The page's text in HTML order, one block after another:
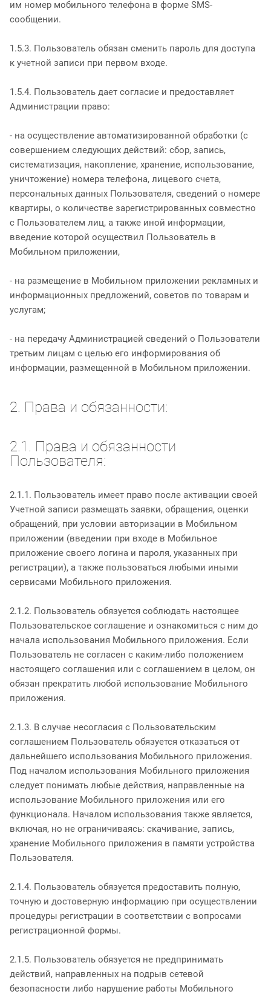
им номер мобильного телефона в форме SMS-
сообщении.
1.5.3. Пользователь обязан сменить пароль для доступа
к учетной записи при первом входе.
1.5.4. Пользователь дает согласие и предоставляет
Администрации право:
- на осуществление автоматизированной обработки (с
совершением следующих действий: сбор, запись,
систематизация, накопление, хранение, использование,
уничтожение) номера телефона, лицевого счета,
персональных данных Пользователя, сведений о номере
квартиры, о количестве зарегистрированных совместно
с Пользователем лиц, а также иной информации,
введение которой осуществил Пользователь в
Мобильном приложении,
- на размещение в Мобильном приложении рекламных и
информационных предложений, советов по товарам и
услугам;
- на передачу Администрацией сведений о Пользователи
третьим лицам с целью его информирования об
информации, размещенной в Мобильном приложении.
2. Права и обязанности:
2.1. Права и обязанности
Пользователя:
2.1.1. Пользователь имеет право после активации своей
Учетной записи размещать заявки, обращения, оценки
обращений, при условии авторизации в Мобильном
приложении (введении при входе в Мобильное
приложение своего логина и пароля, указанных при
регистрации), а также пользоваться любыми иными
сервисами Мобильного приложения.
2.1.2. Пользователь обязуется соблюдать настоящее
Пользовательское соглашение и ознакомиться с ним до
начала использования Мобильного приложения. Если
Пользователь не согласен с каким-либо положением
настоящего соглашения или с соглашением в целом, он
обязан прекратить любой использование Мобильного
приложения.
2.1.3. В случае несогласия с Пользовательским
соглашением Пользователь обязуется отказаться от
дальнейшего использования Мобильного приложения.
Под началом использования Мобильного приложения
следует понимать любые действия, направленные на
использование Мобильного приложения или его
функционала. Началом использования также является,
включая, но не ограничиваясь: скачивание, запись,
хранение Мобильного приложения в памяти устройства
Пользователя.
2.1.4. Пользователь обязуется предоставить полную,
точную и достоверную информацию при осуществлении
процедуры регистрации в соответствии с вопросами
регистрационной формы.
2.1.5. Пользователь обязуется не предпринимать
действий, направленных на подрыв сетевой
безопасности либо нарушение работы Мобильного